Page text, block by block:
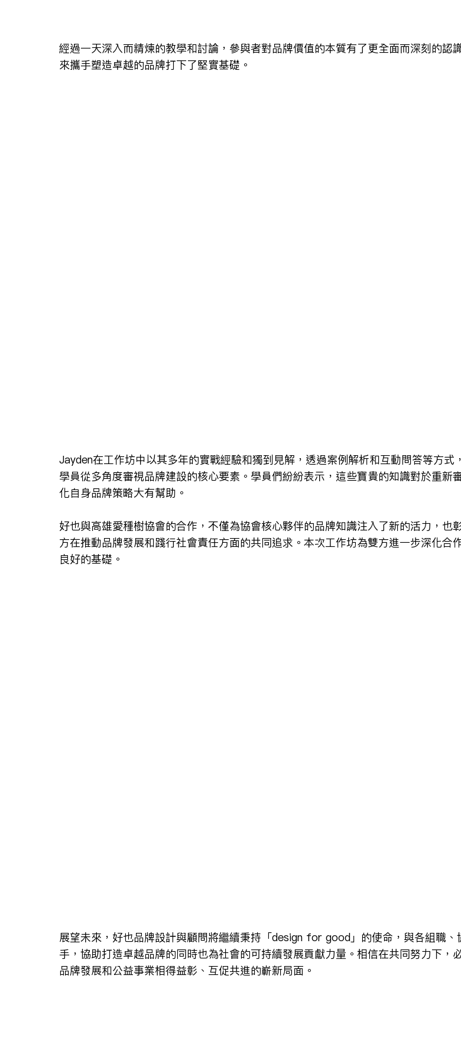
經過一天深入而精煉的教學和討論，參與者對品牌價值的本質有了更全面而深刻的認
來攜手塑造卓越的品牌打下了堅實基礎。
Jayden在工作坊中以其多年的實戰經驗和獨到見解，透過案例解析和互動問答等方式
學員從多角度審視品牌建設的核心要素。學員們紛紛表示，這些寶貴的知識對於重新
化自身品牌策略大有幫助。
好也與高雄愛種樹協會的合作，不僅為協會核心夥伴的品牌知識注入了新的活力，也
方在推動品牌發展和踐行社會責任方面的共同追求。本次工作坊為雙方進一步深化合
良好的基礎。
展望未來，好也品牌設計與顧問將繼續秉持「design for good」的使命，與各組職、
手，協助打造卓越品牌的同時也為社會的可持續發展貢獻力量。相信在共同努力下，
品牌發展和公益事業相得益彰、互促共進的嶄新局面。